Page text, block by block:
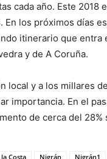
cada año. Este 2018
los próximos días
itinerario que entra
y de A Coruña.
local y a los millares
importancia. En el
de cerca del 28%
Costa Nigrán Nigrán1